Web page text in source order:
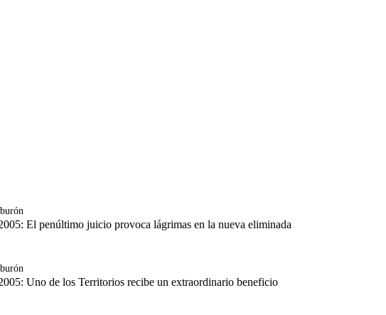
El penúltimo juicio provoca lágrimas en la nueva eliminada
Uno de los Territorios recibe un extraordinario beneficio